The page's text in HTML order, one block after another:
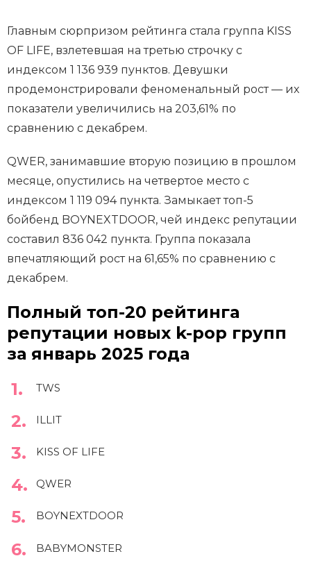
Главным сюрпризом рейтинга стала группа KISS
OF LIFE, взлетевшая на третью строчку с
индексом 1 136 939 пунктов. Девушки
продемонстрировали феноменальный рост — их
показатели увеличились на 203,61% по
сравнению с декабрем.
QWER, занимавшие вторую позицию в прошлом
месяце, опустились на четвертое место с
индексом 1 119 094 пункта. Замыкает топ-5
бойбенд BOYNEXTDOOR, чей индекс репутации
составил 836 042 пункта. Группа показала
впечатляющий рост на 61,65% по сравнению с
декабрем.
Полный топ-20 рейтинга
репутации новых k-pop групп
за январь 2025 года
TWS
ILLIT
KISS OF LIFE
QWER
BOYNEXTDOOR
BABYMONSTER